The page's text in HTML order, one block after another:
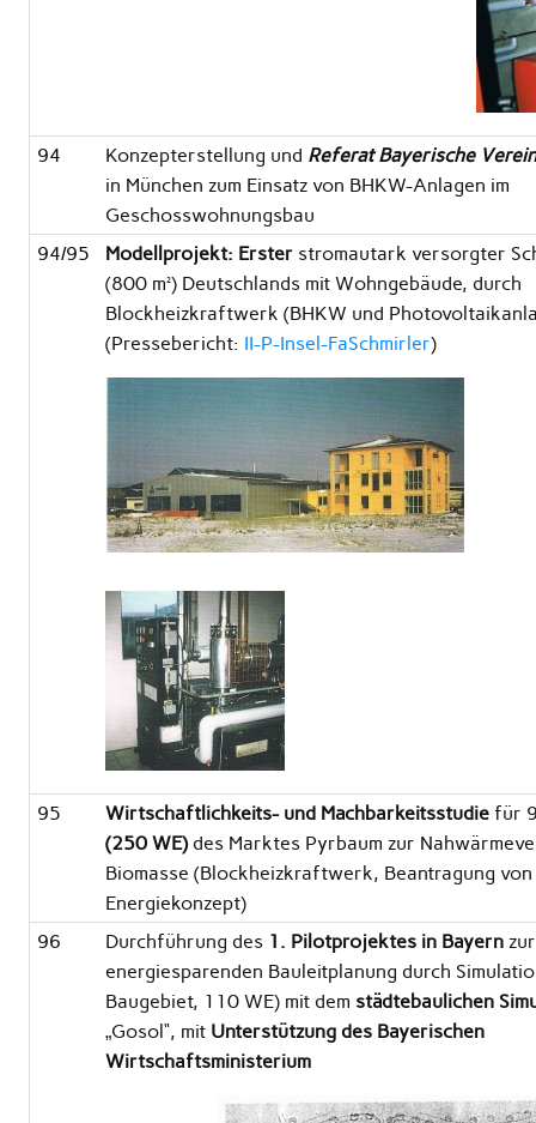
94 Konzepterstellung und Referat Bayerische
in München zum Einsatz von BHKW-Anlagen im
Geschosswohnungsbau
94/95
Modellprojekt: Erster stromautark versorgter
(800 m²) Deutschlands mit Wohngebäude, durch
Blockheizkraftwerk (BHKW und
(Pressebericht: II-P-Insel-FaSchmirler)
95 Wirtschaftlichkeits- und Machbarkeitsstudie für
(250 WE)des Marktes Pyrbaum zur
Biomasse (Blockheizkraftwerk, Beantragung
Energiekonzept)
96
Durchführung des 1. Pilotprojektes in Bayern zur
energiesparenden Bauleitplanung durch
Baugebiet, 110 WE) mit dem städtebaulichen
„Gosol“, mit Unterstützung des Bayerischen
Wirtschaftsministerium